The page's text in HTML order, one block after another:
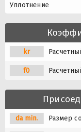
Уплотнение
kr
f0
da min. Размер